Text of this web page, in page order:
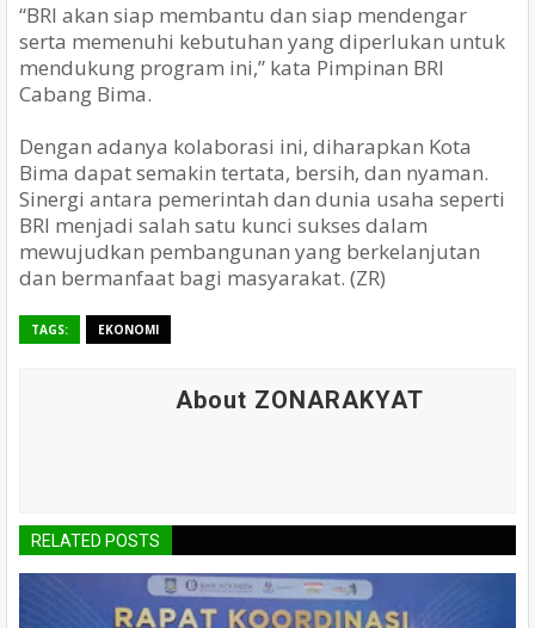
“BRI akan siap membantu dan siap mendengar
serta memenuhi kebutuhan yang diperlukan untuk
mendukung program ini,” kata Pimpinan BRI
Cabang Bima.
Dengan adanya kolaborasi ini, diharapkan Kota
Bima dapat semakin tertata, bersih, dan nyaman.
Sinergi antara pemerintah dan dunia usaha seperti
BRI menjadi salah satu kunci sukses dalam
mewujudkan pembangunan yang berkelanjutan
dan bermanfaat bagi masyarakat. (ZR)
TAGS: EKONOMI
About ZONARAKYAT
RELATED POSTS